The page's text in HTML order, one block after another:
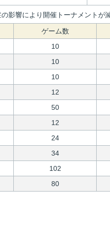
影響により開催トーナメントが
ゲーム数
10
10
10
12
50
12
24
34
102
80